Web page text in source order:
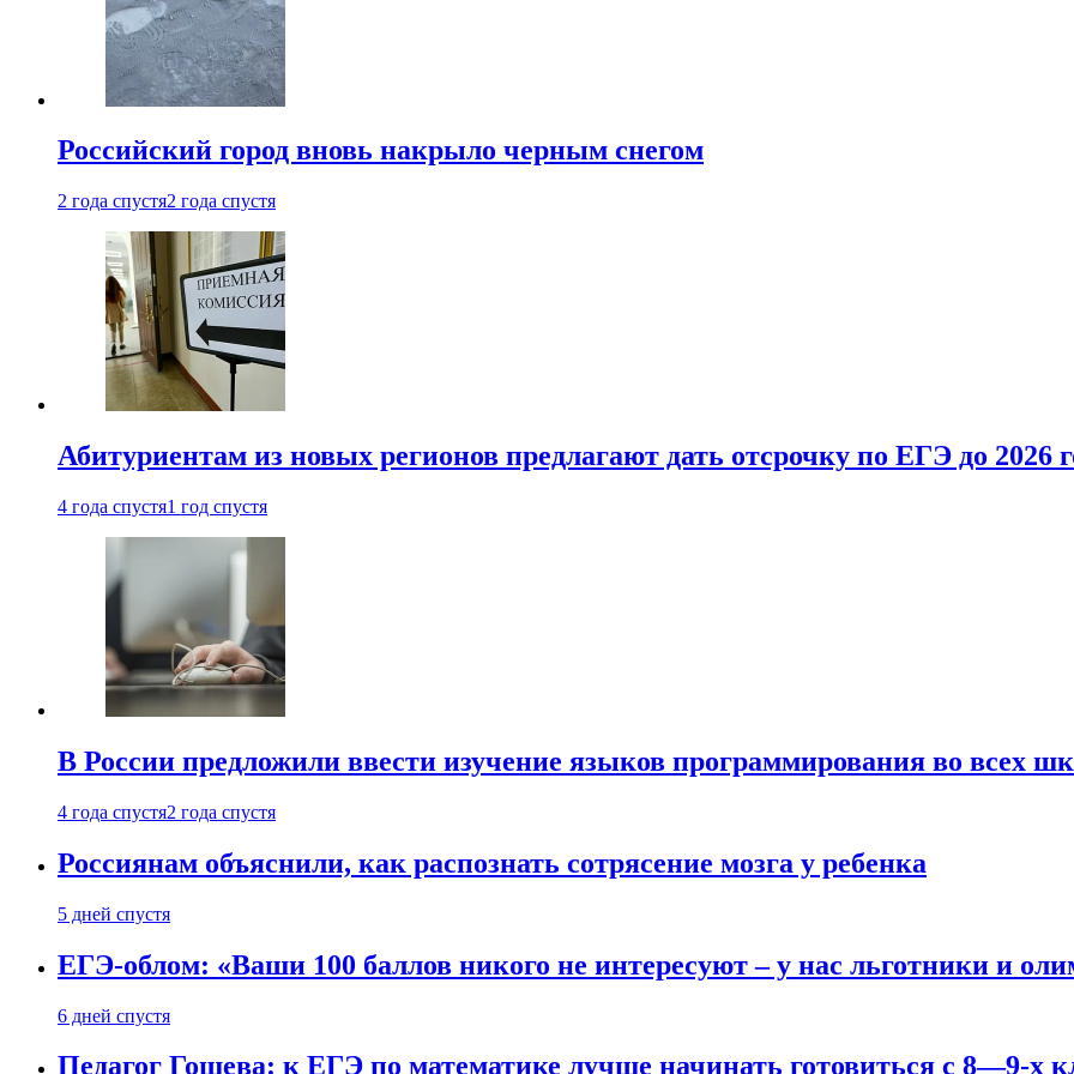
Российский город вновь накрыло черным снегом
2 года спустя2 года спустя
Абитуриентам из новых регионов предлагают дать отсрочку по ЕГЭ до 2026
4 года спустя1 год спустя
В России предложили ввести изучение языков программирования во всех
4 года спустя2 года спустя
Россиянам объяснили, как распознать сотрясение мозга у ребенка
5 дней спустя
ЕГЭ-облом: «Ваши 100 баллов никого не интересуют – у нас льготники и
6 дней спустя
Педагог Гошева: к ЕГЭ по математике лучше начинать готовиться с 8—9-х